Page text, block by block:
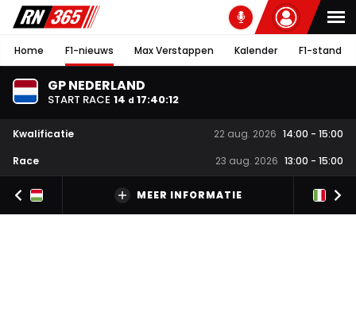
Home F1-nieuws Max Verstappen Kalender F1-stand
GP NEDERLAND
START RACE 14 d 17:40:11
Kwalificatie 22 aug. 2026 14:00 - 15:00
Race
23 aug. 2026 13:00 - 15:00
MEER INFORMATIE